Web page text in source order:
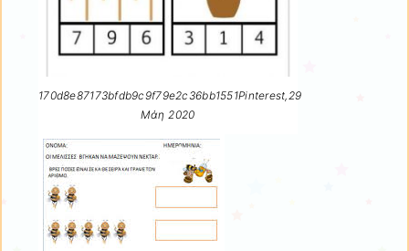
170d8e87173bfdb9c9f79e2c36bb1551Pinterest,29
Μάη 2020